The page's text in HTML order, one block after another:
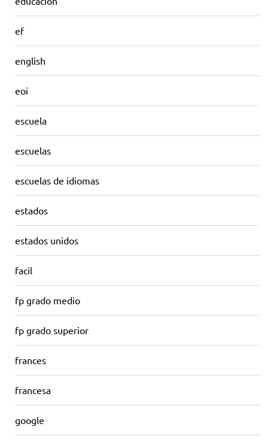
ef
english
eoi
escuela
escuelas
escuelas de idiomas
estados
estados unidos
facil
fp grado medio
fp grado superior
frances
francesa
google